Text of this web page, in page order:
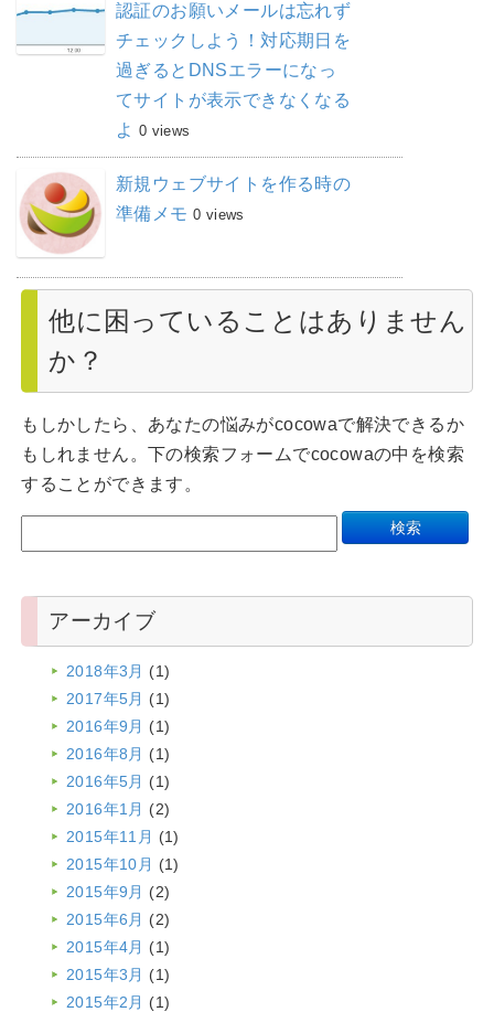
認証のお願いメールは忘れず
チェックしよう！対応期日を
過ぎるとDNSエラーになっ
てサイトが表示できなくなる
よ 0 views
新規ウェブサイトを作る時の
準備メモ 0 views
他に困っていることはありません
か？
もしかしたら、あなたの悩みがcocowaで解決できるか
もしれません。下の検索フォームでcocowaの中を検索
することができます。
アーカイブ
2018年3月 (1)
2017年5月 (1)
2016年9月 (1)
2016年8月 (1)
2016年5月 (1)
2016年1月 (2)
2015年11月 (1)
2015年10月 (1)
2015年9月 (2)
2015年6月 (2)
2015年4月 (1)
2015年3月 (1)
2015年2月 (1)